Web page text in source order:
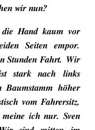
wir nun?
Hand kaum vor
Seiten empor.
Stunden Fahrt. Wir
stark nach links
Baumstamm höher
vom Fahrersitz.
meine ich nur. Sven